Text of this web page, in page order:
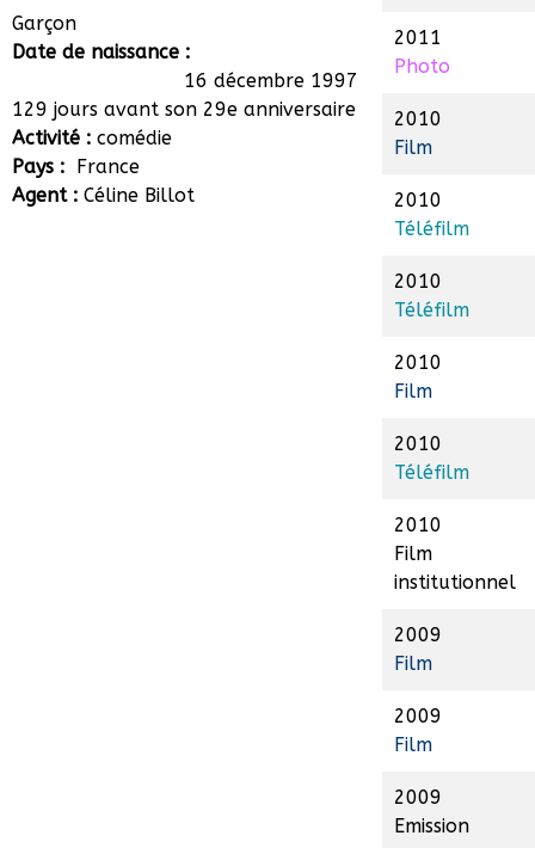
Mathieu Rousseau
Garçon
Date de naissance :
16 décembre 1997
129 jours avant son 29e anniversaire
Activité : comédie
Pays : France
Agent : Céline Billot
2011
Photo
2010
Film
2010
Téléfilm
2010
Téléfilm
2010
Film
2010
Téléfilm
2010
Film
institutionnel
2009
Film
2009
Film
2009
Emission